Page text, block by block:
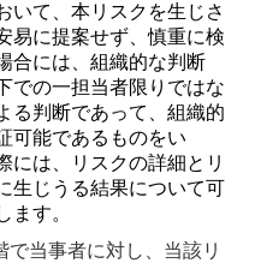
いて、本リスクを生じさ
易に提案せず、慎重に検
合には、組織的な判断
での一担当者限りではな
る判断であって、組織的
可能であるものをい
には、リスクの詳細とリ
生じうる結果について可
ます。
当事者に対し、当該リ